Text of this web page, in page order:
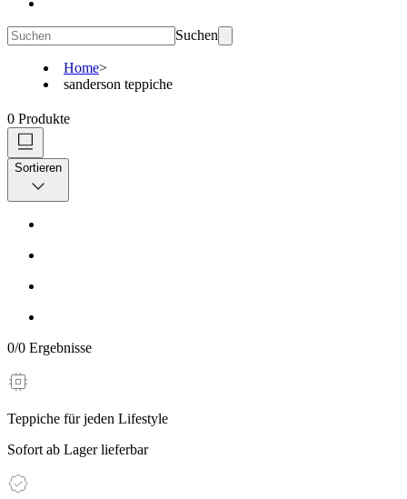
Suchen
Home>
sanderson teppiche
0 Produkte
Sortieren
0/0 Ergebnisse
Teppiche für jeden Lifestyle
Sofort ab Lager lieferbar